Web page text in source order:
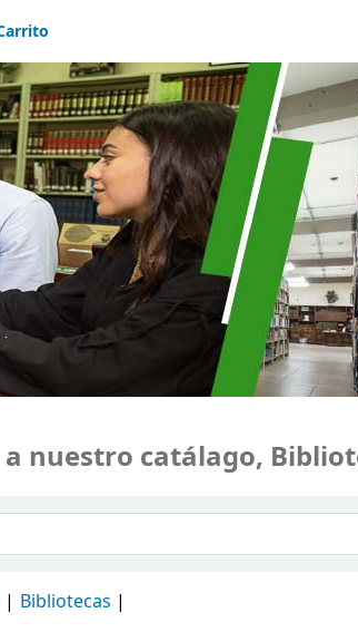
nuestro catálago,
Bibliotecas